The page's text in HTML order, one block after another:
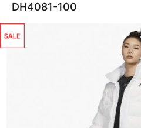
DH4081-100